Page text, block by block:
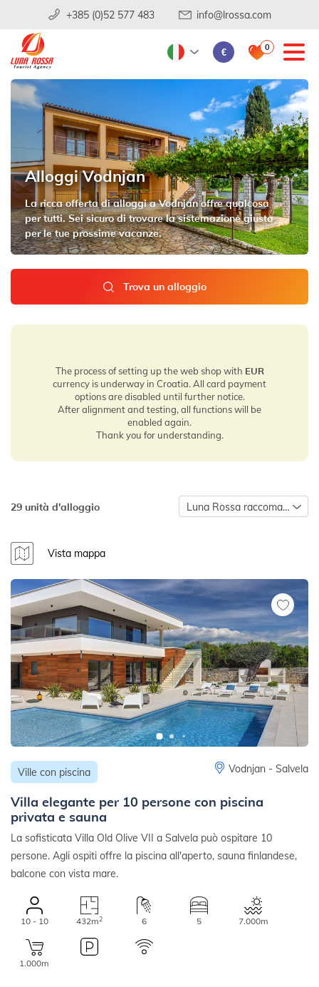
+385 (0)52 577 483 info@lrossa.com
€ 0
Alloggi Vodnjan
La ricca offerta di alloggi a Vodnjan offre qualcosa
per tutti. Sei sicuro di trovare la sistemazione giusta
per le tue prossime vacanze.
Trova un alloggio
The process of setting up the web shop with EUR
currency is underway in Croatia. All card payment
options are disabled until further notice.
After alignment and testing, all functions will be
enabled again.
Thank you for understanding.
29 unità d'alloggio Luna Rossa raccomanda
Vista mappa
Ville con piscina Vodnjan - Salvela
Villa elegante per 10 persone con piscina
privata e sauna
La sofisticata Villa Old Olive VII a Salvela può ospitare 10
persone. Agli ospiti offre la piscina all'aperto, sauna finlandese,
balcone con vista mare.
10 - 10 432m2 6 5 7.000m
1.000m